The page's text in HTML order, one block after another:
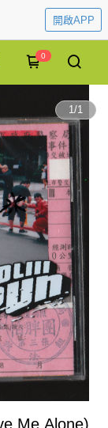
開啟APP
0
1/1
Me Alone)